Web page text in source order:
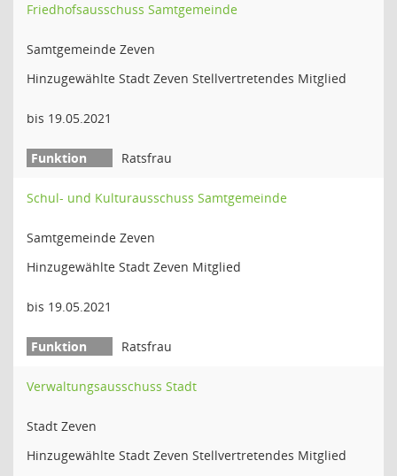
Friedhofsausschuss Samtgemeinde
Samtgemeinde Zeven
Hinzugewählte Stadt Zeven Stellvertretendes Mitglied
bis 19.05.2021
Ratsfrau
Schul- und Kulturausschuss Samtgemeinde
Samtgemeinde Zeven
Hinzugewählte Stadt Zeven Mitglied
bis 19.05.2021
Ratsfrau
Verwaltungsausschuss Stadt
Stadt Zeven
Hinzugewählte Stadt Zeven Stellvertretendes Mitglied